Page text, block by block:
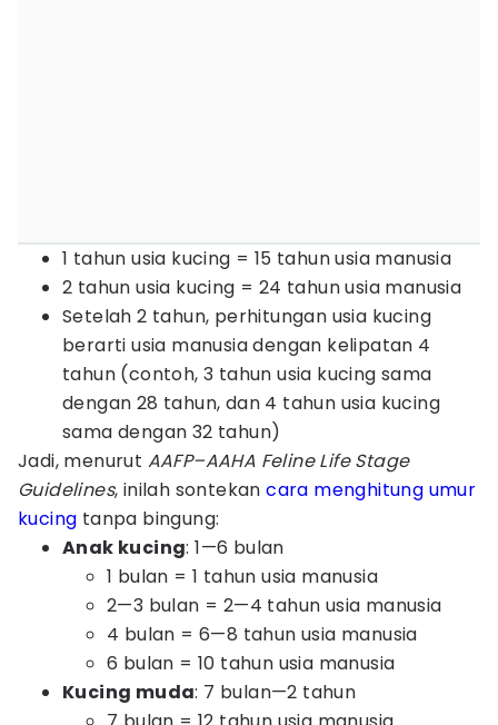
1 tahun usia kucing = 15 tahun usia manusia
2 tahun usia kucing = 24 tahun usia manusia
Setelah 2 tahun, perhitungan usia kucing
berarti usia manusia dengan kelipatan 4
tahun (contoh, 3 tahun usia kucing sama
dengan 28 tahun, dan 4 tahun usia kucing
sama dengan 32 tahun)
Jadi, menurut AAFP–AAHA Feline Life Stage
Guidelines, inilah sontekan cara menghitung umur
kucing tanpa bingung:
Anak kucing: 1—6 bulan
1 bulan = 1 tahun usia manusia
2—3 bulan = 2—4 tahun usia manusia
4 bulan = 6—8 tahun usia manusia
6 bulan = 10 tahun usia manusia
Kucing muda: 7 bulan—2 tahun